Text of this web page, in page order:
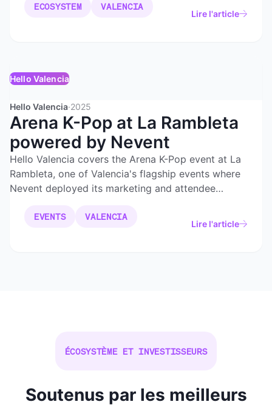
ECOSYSTEM VALENCIA
Lire l'article
Hello Valencia
Hello Valencia·2025
Arena K-Pop at La Rambleta
powered by Nevent
Hello Valencia covers the Arena K-Pop event at La
Rambleta, one of Valencia's flagship events where
Nevent deployed its marketing and attendee
EVENTS VALENCIA
Lire l'article
ÉCOSYSTÈME ET INVESTISSEURS
Soutenus par les meilleurs